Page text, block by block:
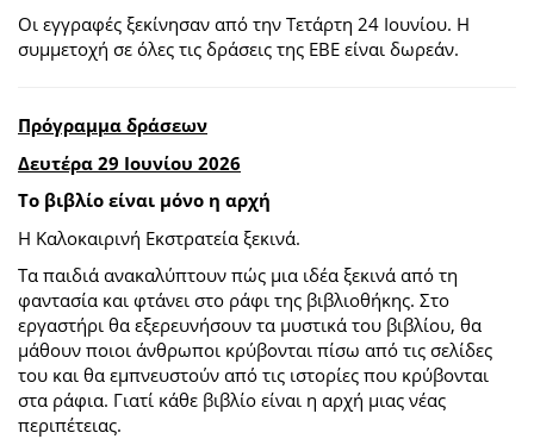
Οι εγγραφές ξεκίνησαν από την Τετάρτη 24 Ιουνίου. Η
συμμετοχή σε όλες τις δράσεις της ΕΒΕ είναι δωρεάν.
Πρόγραμμα δράσεων
Δευτέρα 29 Ιουνίου 2026
Το βιβλίο είναι μόνο η αρχή
Η Καλοκαιρινή Εκστρατεία ξεκινά.
Τα παιδιά ανακαλύπτουν πώς μια ιδέα ξεκινά από τη
φαντασία και φτάνει στο ράφι της βιβλιοθήκης. Στο
εργαστήρι θα εξερευνήσουν τα μυστικά του βιβλίου, θα
μάθουν ποιοι άνθρωποι κρύβονται πίσω από τις σελίδες
του και θα εμπνευστούν από τις ιστορίες που κρύβονται
στα ράφια. Γιατί κάθε βιβλίο είναι η αρχή μιας νέας
περιπέτειας.